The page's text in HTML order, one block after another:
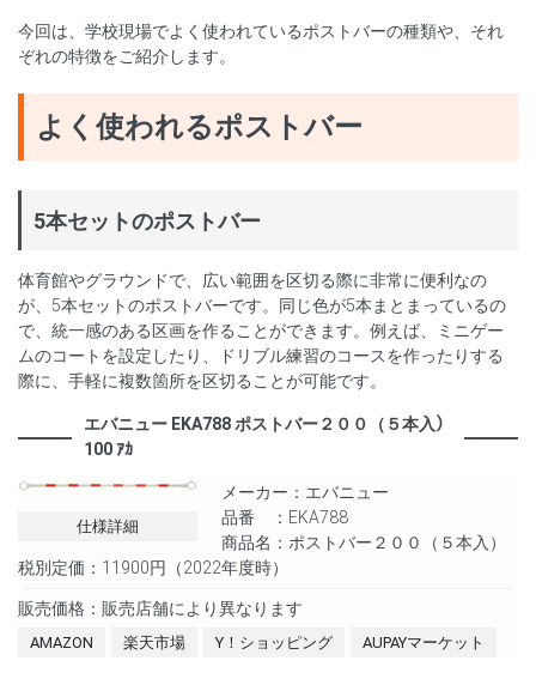
今回は、学校現場でよく使われているポストバーの種類や、それ
ぞれの特徴をご紹介します。
よく使われるポストバー
5本セットのポストバー
体育館やグラウンドで、広い範囲を区切る際に非常に便利なの
が、5本セットのポストバーです。同じ色が5本まとまっているの
で、統一感のある区画を作ることができます。例えば、ミニゲー
ムのコートを設定したり、ドリブル練習のコースを作ったりする
際に、手軽に複数箇所を区切ることが可能です。
エバニュー EKA788 ポストバー２００（５本入）
100 ｱｶ
仕様詳細
メーカー：エバニュー
品番 ：EKA788
商品名：ポストバー２００（５本入）
税別定価：11900円（2022年度時）
販売価格：販売店舗により異なります
AMAZON 楽天市場 Y！ショッピング AUPAYマーケット